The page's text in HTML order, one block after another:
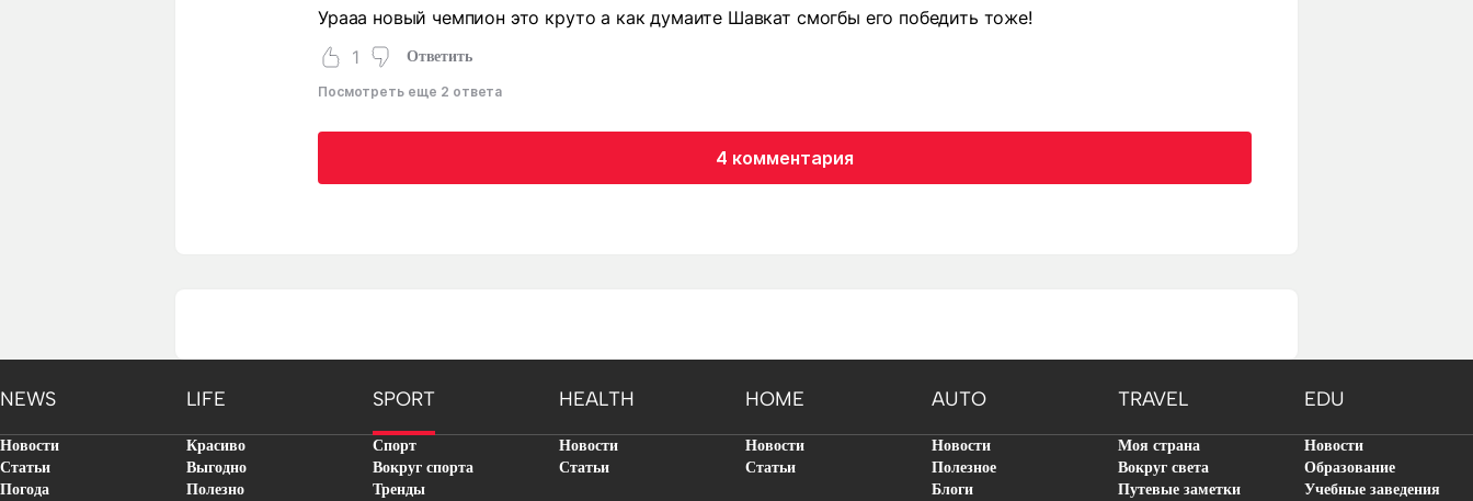
Урааа новый чемпион это круто а как думаите Шавкат смогбы его победить тоже!
1
Ответить
Посмотреть еще 2 ответа
4 комментария
NEWS LIFE SPORT HEALTH HOME AUTO TRAVEL EDU
Новости
Статьи
Погода
Красиво
Выгодно
Полезно
Спорт
Вокруг спорта
Тренды
Новости
Статьи
Новости
Статьи
Новости
Полезное
Блоги
Моя страна
Вокруг света
Путевые заметки
Новости
Образование
Учебные заведения